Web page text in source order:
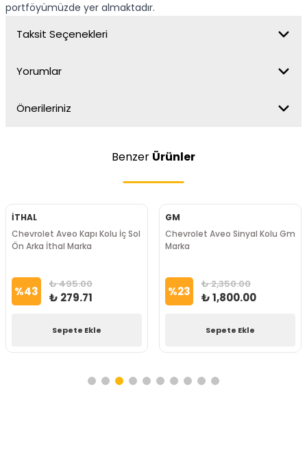
portföyümüzde yer almaktadır.
Taksit Seçenekleri
Yorumlar
Önerileriniz
Benzer Ürünler
İTHAL
Chevrolet Aveo Kapı Kolu İç Sol
Ön Arka İthal Marka
%43 ₺ 495.00
₺ 279.71
Sepete Ekle
GM
Chevrolet Aveo Sinyal Kolu Gm
Marka
%23 ₺ 2,350.00
₺ 1,800.00
Sepete Ekle